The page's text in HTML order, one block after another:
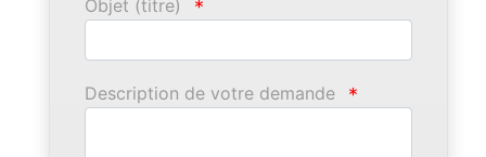
Objet (titre) *
Description de votre demande *